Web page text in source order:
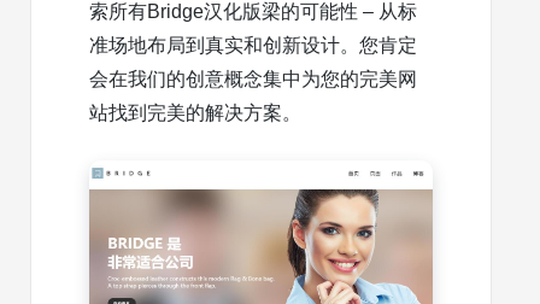
索所有Bridge汉化版梁的可能性 – 从标
准场地布局到真实和创新设计。您肯定
会在我们的创意概念集中为您的完美网
站找到完美的解决方案。